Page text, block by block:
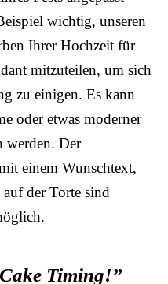
wichtig, unseren
Ihrer Hochzeit für
mitzuteilen, um sich
zu einigen. Es kann
oder etwas moderner
werden. Der
einem Wunschtext,
der Torte sind
Timing!”